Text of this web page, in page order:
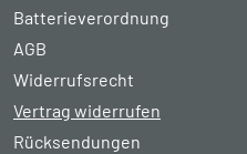
Batterieverordnung
AGB
Widerrufsrecht
Vertrag widerrufen
Rücksendungen